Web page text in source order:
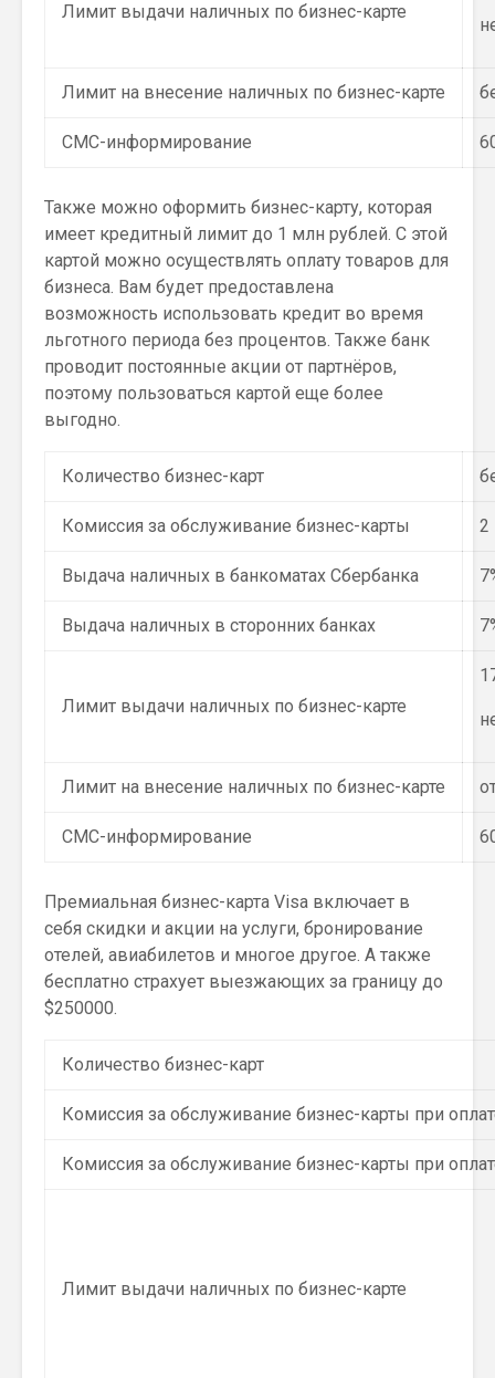
Лимит выдачи наличных по бизнес-карте
Лимит на внесение наличных по бизнес-карте
СМС-информирование
Также можно оформить бизнес-карту, которая
имеет кредитный лимит до 1 млн рублей. С этой
картой можно осуществлять оплату товаров для
бизнеса. Вам будет предоставлена
возможность использовать кредит во время
льготного периода без процентов. Также банк
проводит постоянные акции от партнёров,
поэтому пользоваться картой еще более
выгодно.
Количество бизнес-карт
Комиссия за обслуживание бизнес-карты 2
Выдача наличных в банкоматах Сбербанка
Выдача наличных в сторонних банках
Лимит выдачи наличных по бизнес-карте
Лимит на внесение наличных по бизнес-карте
СМС-информирование
Премиальная бизнес-карта Visa включает в
себя скидки и акции на услуги, бронирование
отелей, авиабилетов и многое другое. А также
бесплатно страхует выезжающих за границу до
$250000.
Количество бизнес-карт
Комиссия за обслуживание бизнес-карты при
Комиссия за обслуживание бизнес-карты при
Лимит выдачи наличных по бизнес-карте